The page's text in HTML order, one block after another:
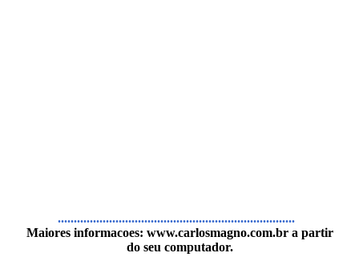
..........................................................................
Maiores informacoes: www.carlosmagno.com.bra partir
do seu computador.